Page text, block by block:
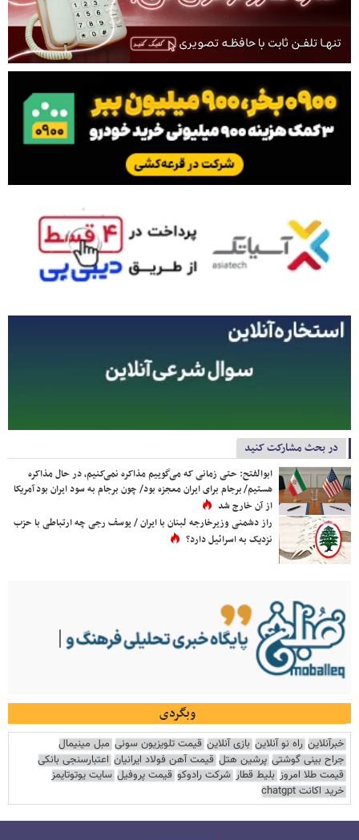
در بحث مشارکت کنید
ابوالفتح: حتی زمانی که می‌گوییم مذاکره نمی‌کنیم، در حال مذاکره
هستیم/ برجام برای ایران معجزه بود/ چون برجام به سود ایران بود آمریکا
از آن خارج شد
راز دشمنی وزیرخارجه لبنان با ایران / یوسف رجی چه ارتباطی با حزب
نزدیک به اسرائیل دارد؟
وبگردی
خبرآنلاین راه نو آنلاین بازی آنلاین قیمت تلویزیون سونی مبل مینیمال
جراح بینی گوشتی پرشین هتل قیمت آهن فولاد ایرانیان اعتبارسنجی بانکی
قیمت طلا امروز بلیط قطار شرکت رادوکو قیمت پروفیل سایت یوتوتایمز
خرید اکانت chatgpt